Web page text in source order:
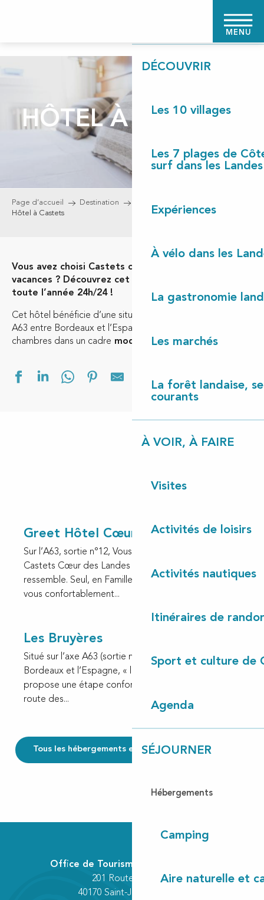
MENU
PAGE D'ACCUEIL
DÉCOUVRIR
Les 10 villages
Les 7 plages de
surf dans les Landes
Expériences
À vélo dans les
La gastronomie
Les marchés
La forêt landaise,
courants
À VOIR, À FAIRE
Visites
Activités de loisirs
Activités nautiques
Itinéraires de
Sport et culture de
Agenda
SÉJOURNER
Hébergements
Camping
Aire naturelle et
HÔTEL À CASTETS
Page d’accueil Destination
Hôtel à Castets
Vous avez choisi Castets comme destination de
vacances ? Découvrez cet hôtel 3 étoiles ouvert
toute l’année 24h/24 !
Cet hôtel bénéficie d’une situation stratégique sur l’axe
A63 entre Bordeaux et l’Espagne et vous propose 56
chambres dans un cadre moderne et confortable
Ajouter aux
Greet Hôtel Cœur des Landes
Sur l’A63, sortie n°12, Vous trouverez au Greet Hôtel
Castets Cœur des Landes une chambre qui vous
ressemble. Seul, en Famille ou entre amis, installez-
vous confortablement...
Les Bruyères
Situé sur l’axe A63 (sortie n°12), à mi-chemin entre
Bordeaux et l’Espagne, « l’hôtel Les Bruyères » vous
propose une étape confortable et chaleureuse sur la
route des...
Tous les hébergements en Côte Landes Nature
Office de Tourisme Communautaire
201 Route des Lacs
40170 Saint-Julien-en-Born